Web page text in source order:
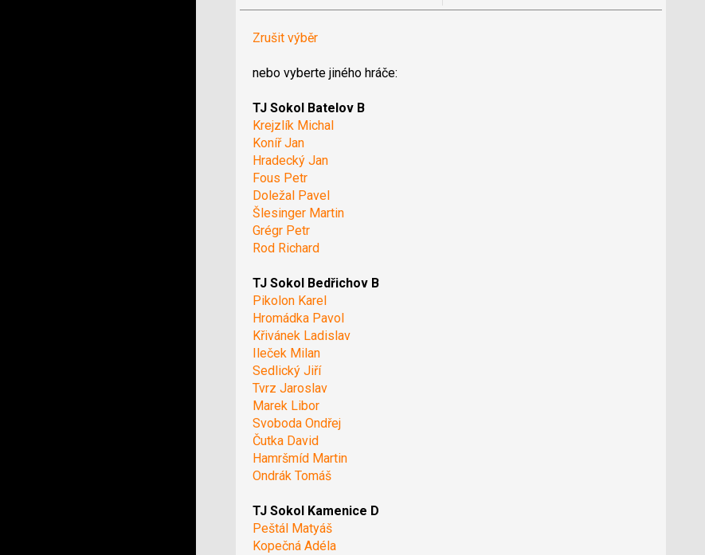
Zrušit výběr
nebo vyberte jiného hráče:
TJ Sokol Batelov B
Krejzlík Michal
Koníř Jan
Hradecký Jan
Fous Petr
Doležal Pavel
Šlesinger Martin
Grégr Petr
Rod Richard
TJ Sokol Bedřichov B
Pikolon Karel
Hromádka Pavol
Křivánek Ladislav
Ileček Milan
Sedlický Jiří
Tvrz Jaroslav
Marek Libor
Svoboda Ondřej
Čutka David
Hamršmíd Martin
Ondrák Tomáš
TJ Sokol Kamenice D
Peštál Matyáš
Kopečná Adéla